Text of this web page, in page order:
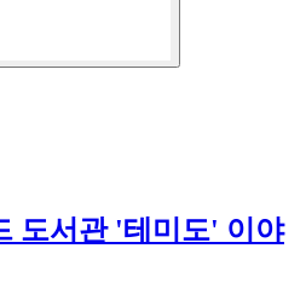
도서관 '테미도' 이야